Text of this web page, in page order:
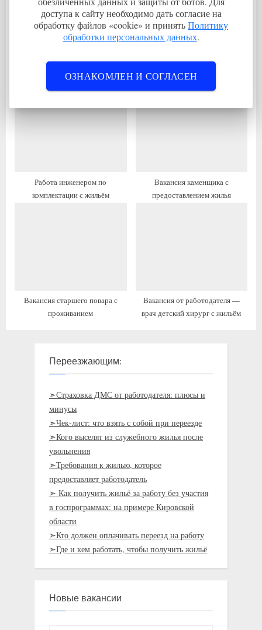
я
з
с
:
Вакансия от работодателя —
контролер качества с жильём и
переездом
Вакансия переводчик с
проживанием
Работа инженером по
комплектации с жильём
Вакансия каменщика с
предоставлением жилья
Вакансия старшего повара с
проживанием
Вакансия от работодателя —
врач детский хирург с жильём
Переезжающим:
➣Страховка ДМС от работодателя: плюсы и
минусы
➣Чек-лист: что взять с собой при переезде
➣Кого выселят из служебного жилья после
увольнения
➣Требования к жилью, которое
предоставляет работодатель
➣ Как получить жильё за работу без участия
в госпрограммах: на примере Кировской
области
➣Кто должен оплачивать переезд на работу
➣Где и кем работать, чтобы получить жильё
Новые вакансии
доступа к сайту необходимо дать согласие на
обработку файлов «cookie» и принятьПолитику
обработки персональных данных.
ОЗНАКОМЛЕН И СОГЛАСЕН